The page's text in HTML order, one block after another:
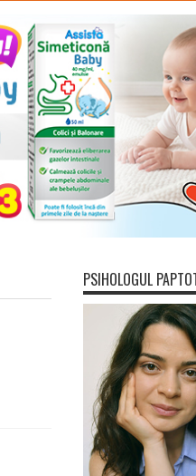
PSIHOLOGUL